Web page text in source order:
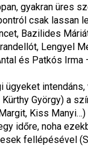
gyakran üres
csak
Bazilides
Lengyel
és Patkós
György) a
Kiss
időre, noha
fellépésével